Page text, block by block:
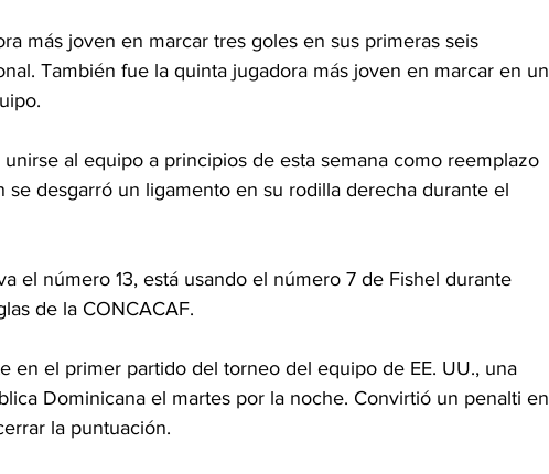
más joven en marcar tres goles en sus primeras seis
También fue la quinta jugadora más joven en marcar en un
al equipo a principios de esta semana como reemplazo
se desgarró un ligamento en su rodilla derecha durante el
el número 13, está usando el número 7 de Fishel durante
de la CONCACAF.
en el primer partido del torneo del equipo de EE. UU., una
Dominicana el martes por la noche. Convirtió un penalti en
la puntuación.